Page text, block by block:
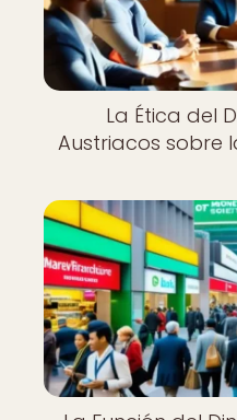
La Ética del
Austriacos sobre